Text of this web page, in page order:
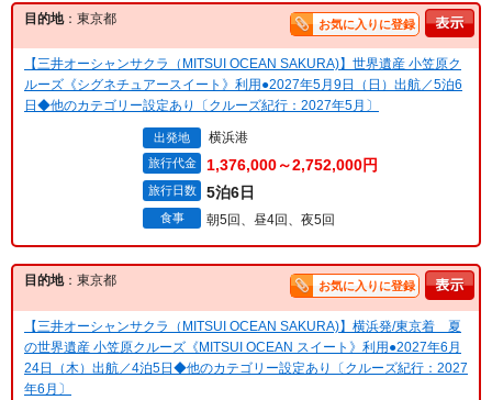
目的地：東京都 お気に入りに登録
【三井オーシャンサクラ（MITSUI OCEAN SAKURA)】世界遺産 小笠原ク
ルーズ《シグネチュアースイート》利用●2027年5月9日（日）出航／5泊6
日◆他のカテゴリー設定あり〔クルーズ紀行：2027年5月〕
出発地 横浜港
旅行代金 1,376,000～2,752,000円
旅行日数 5泊6日
食事 朝5回、昼4回、夜5回
目的地：東京都 お気に入りに登録
【三井オーシャンサクラ（MITSUI OCEAN SAKURA)】横浜発/東京着 夏
の世界遺産 小笠原クルーズ《MITSUI OCEAN スイート》利用●2027年6月
24日（木）出航／4泊5日◆他のカテゴリー設定あり〔クルーズ紀行：2027
年6月〕